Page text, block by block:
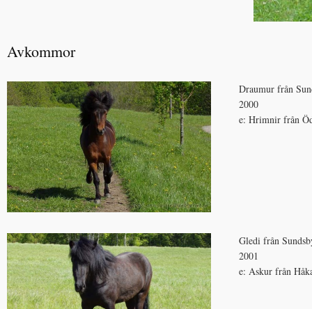
Avkommor
Draumur från
2000
e: Hrimnir från
Gledi från
2001
e: Askur från